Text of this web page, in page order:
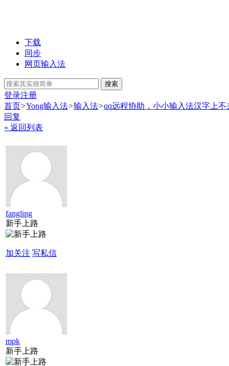
下载
同步
网页输入法
搜索
登录注册
首页>Yong输入法>输入法>qq远程协助，小小输入法汉字上不
回复
« 返回列表
fangling
新手上路
加关注 写私信
mpk
新手上路